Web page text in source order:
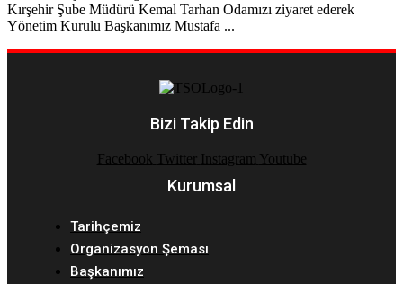
Kırşehir Şube Müdürü Kemal Tarhan Odamızı ziyaret ederek
Yönetim Kurulu Başkanımız Mustafa ...
Bizi Takip Edin
Facebook Twitter Instagram Youtube
Kurumsal
Tarihçemiz
Organizasyon Şeması
Başkanımız